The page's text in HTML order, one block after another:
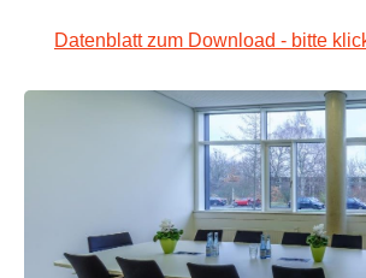
Datenblatt zum Download - bitte